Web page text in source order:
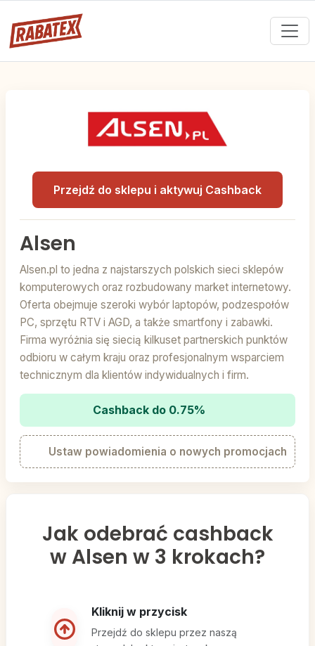
Przejdź do sklepu i aktywuj Cashback
Alsen
Alsen.pl to jedna z najstarszych polskich sieci sklepów
komputerowych oraz rozbudowany market internetowy.
Oferta obejmuje szeroki wybór laptopów, podzespołów
PC, sprzętu RTV i AGD, a także smartfony i zabawki.
Firma wyróżnia się siecią kilkuset partnerskich punktów
odbioru w całym kraju oraz profesjonalnym wsparciem
technicznym dla klientów indywidualnych i firm.
Cashback do 0.75%
Ustaw powiadomienia o nowych promocjach
Jak odebrać cashback
w Alsen w 3 krokach?
Kliknij w przycisk
Przejdź do sklepu przez naszą